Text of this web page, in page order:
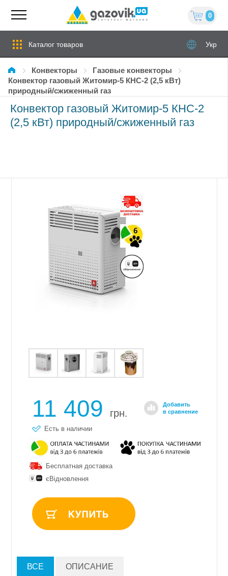
0
Каталог товаров Укр
Конвекторы
Газовые конвекторы
Конвектор газовый Житомир-5 КНС-2 (2,5 кВт)
природный/сжиженный газ
Конвектор газовый Житомир-5 КНС-2
(2,5 кВт) природный/сжиженный газ
11 409 грн.
Добавить
в сравнение
Есть в наличии
Бесплатная доставка
єВідновлення
ВСЕ ОПИСАНИЕ